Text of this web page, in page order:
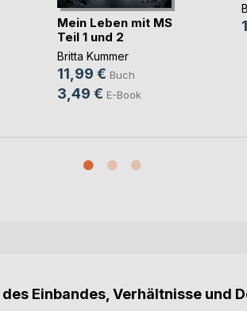
Mein Leben mit MS
Teil 1 und 2
Britta Kummer
11,99 € Buch
3,49 € E-Book
Einbandes, Verhältnisse und